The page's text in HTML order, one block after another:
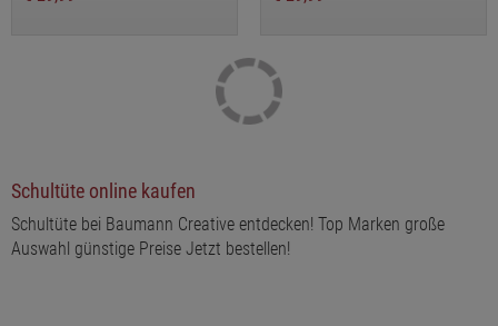
Schultüte online kaufen
Schultüte bei Baumann Creative entdecken! Top Marken große
Auswahl günstige Preise Jetzt bestellen!